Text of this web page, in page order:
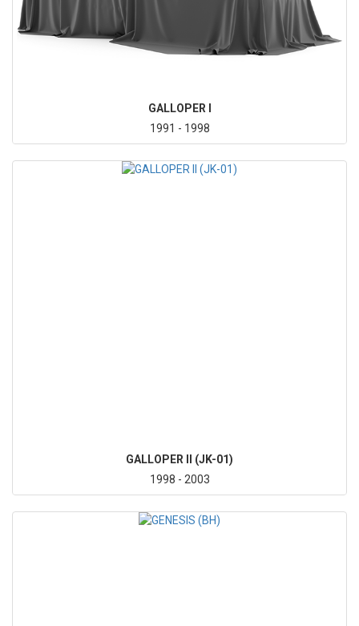
GALLOPER I
1991 - 1998
GALLOPER II (JK-01)
1998 - 2003